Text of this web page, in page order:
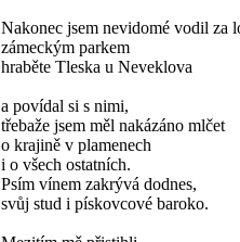
Nakonec jsem nevidomé vodil za
zámeckým parkem
hraběte Tleska u Neveklova
a povídal si s nimi,
třebaže jsem měl nakázáno mlčet
o krajině v plamenech
i o všech ostatních.
Psím vínem zakrývá dodnes,
svůj stud i pískovcové baroko.